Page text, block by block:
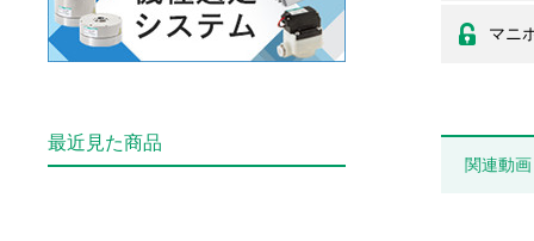
マニ
関連動画
最近見た商品